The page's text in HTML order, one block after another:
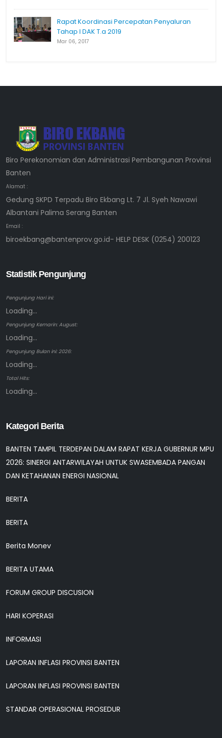
Rapat Koordinasi Percepatan Penyaluran
Tahap I DAK T.a 2019
Mar 06, 2017
Biro Perekonomian dan Administrasi Pembangunan Provinsi
Banten
Alamat :
Gedung SKPD Terpadu Biro Ekbang Lt. 7 Jl. Syeh Nawawi
Albantani Palima Serang Banten
Email :
biroekbang@bantenprov.go.id- HELP DESK (0254) 200123
Statistik Pengunjung
Pengunjung Hari ini:
Loading...
Pengunjung Kemarin: August:
Loading...
Pengunjung Bulan ini: 2026:
Loading...
Total Hits:
Loading...
Kategori Berita
BANTEN TAMPIL TERDEPAN DALAM RAPAT KERJA GUBERNUR MPU
2026: SINERGI ANTARWILAYAH UNTUK SWASEMBADA PANGAN
DAN KETAHANAN ENERGI NASIONAL
BERITA
BERITA
Berita Monev
BERITA UTAMA
FORUM GROUP DISCUSION
HARI KOPERASI
INFORMASI
LAPORAN INFLASI PROVINSI BANTEN
LAPORAN INFLASI PROVINSI BANTEN
STANDAR OPERASIONAL PROSEDUR